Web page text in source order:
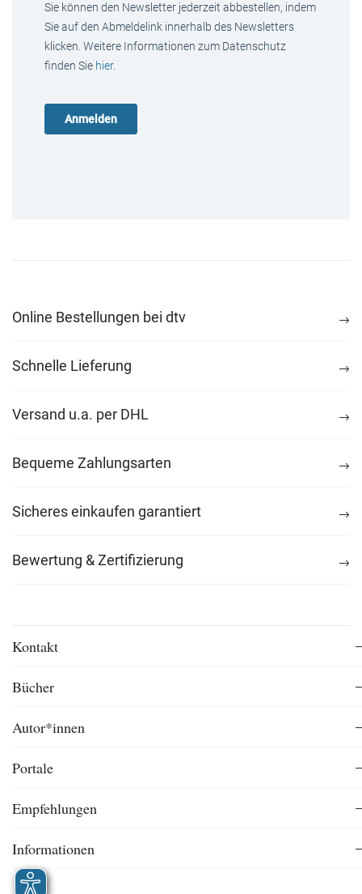
Sie können den Newsletter jederzeit abbestellen, indem
Sie auf den Abmeldelink innerhalb des Newsletters
klicken. Weitere Informationen zum Datenschutz
finden Sie hier.
Online Bestellungen bei dtv
Schnelle Lieferung
Versand u.a. per DHL
Bequeme Zahlungsarten
Sicheres einkaufen garantiert
Bewertung & Zertifizierung
Kontakt
Bücher
Autor*innen
Portale
Empfehlungen
Informationen